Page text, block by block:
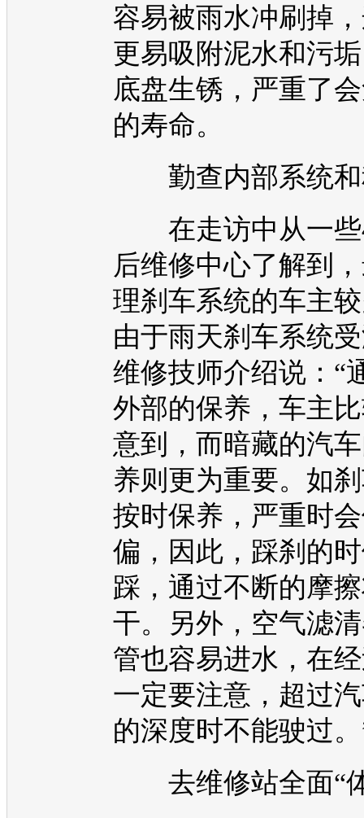
容易被雨水冲刷掉
更易吸附泥水和污
底盘生锈，严重了
的寿命。
勤查内部系统和
在走访中从一些
后维修中心了解到
理刹车系统的车主
由于雨天刹车系统
维修技师介绍说：“
外部的保养，车主
意到，而暗藏的汽
养则更为重要。如
按时保养，严重时
偏，因此，踩刹的
踩，通过不断的摩
干。另外，空气滤
管也容易进水，在
一定要注意，超过
的深度时不能驶过
去维修站全面“